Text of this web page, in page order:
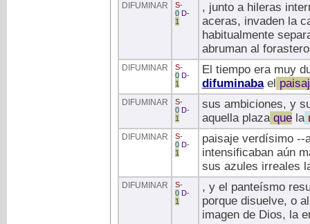
DIFUMINAR S-
0 D-
1
, junto a hileras
aceras, invaden la
habitualmente
abruman al forastero
DIFUMINAR S-
0 D-
1
El tiempo era muy
difuminabael
DIFUMINAR S-
0 D-
1
sus ambiciones, y
aquella plazaquela
DIFUMINAR S-
0 D-
1
paisaje verdísimo --
intensificaban aún
sus azules irreales
DIFUMINAR S-
0 D-
1
, y el panteísmo
porque disuelve, o
imagen de Dios, la